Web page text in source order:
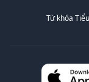
Từ khóa